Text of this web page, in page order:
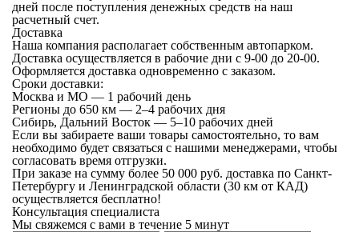
дней после поступления денежных средств на наш
расчетный счет.
Доставка
Наша компания располагает собственным автопарком.
Доставка осуществляется в рабочие дни с 9-00 до 20-00.
Оформляется доставка одновременно с заказом.
Сроки доставки:
Москва и МО — 1 рабочий день
Регионы до 650 км — 2–4 рабочих дня
Сибирь, Дальний Восток — 5–10 рабочих дней
Если вы забираете ваши товары самостоятельно, то вам
необходимо будет связаться с нашими менеджерами, чтобы
согласовать время отгрузки.
При заказе на сумму более 50 000 руб. доставка по Санкт-
Петербургу и Ленинградской области (30 км от КАД)
осуществляется бесплатно!
Консультация специалиста
Мы свяжемся с вами в течение 5 минут